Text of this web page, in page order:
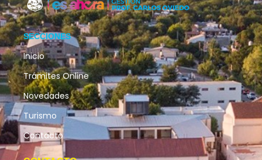
SECCIONES
Inicio
Trámites Online
Novedades
Turismo
Contacto